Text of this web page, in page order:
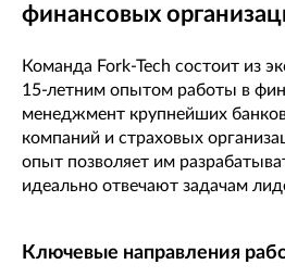
финансовых
Команда Fork-Tech состоит из
15-летним опытом работы в
менеджмент крупнейших
компаний и страховых
опыт позволяет им
идеально отвечают задачам
Ключевые направления